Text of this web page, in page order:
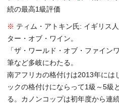
続の最高1級評価
※ ティム・アトキン氏: イギリス
ター・オブ・ワイン。
「ザ・ワールド・オブ・ファイン
筆など多岐にわたる。
南アフリカの格付けは2013年には
ックの格付けにならって1級～5級
る。カノンコップは初年度から連続